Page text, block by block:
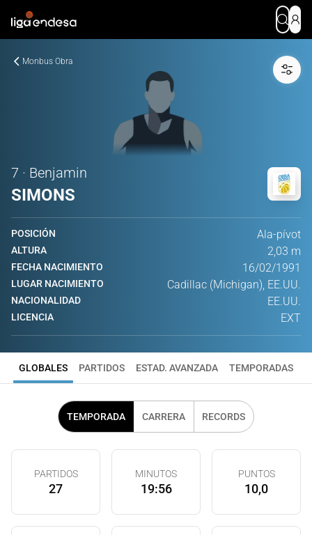
Monbus Obra
7 · Benjamin
SIMONS
POSICIÓN Ala-pívot
ALTURA 2,03 m
FECHA NACIMIENTO 16/02/1991
LUGAR NACIMIENTO Cadillac (Michigan), EE.UU.
NACIONALIDAD EE.UU.
LICENCIA EXT
GLOBALES PARTIDOS ESTAD. AVANZADA TEMPORADAS
TEMPORADA CARRERA RECORDS
PARTIDOS
27
MINUTOS
19:56
PUNTOS
10,0